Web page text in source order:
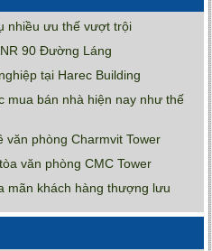
nhiều ưu thế vượt trội
90 Đường Láng
tại Harec Building
mua bán nhà hiện nay như thế
văn phòng Charmvit Tower
văn phòng CMC Tower
mãn khách hàng thượng lưu